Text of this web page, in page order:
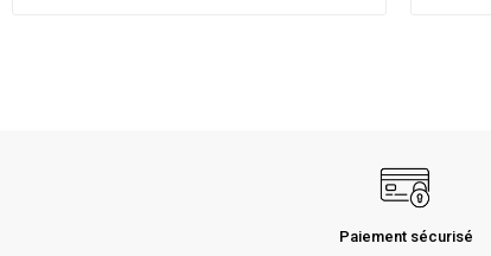
Paiement sécurisé